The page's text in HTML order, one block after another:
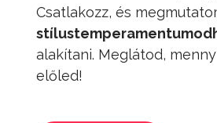
Csatlakozz, és
alakítani. Meglátod,
előled!